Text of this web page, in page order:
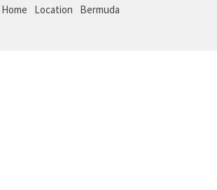
Home Location Bermuda